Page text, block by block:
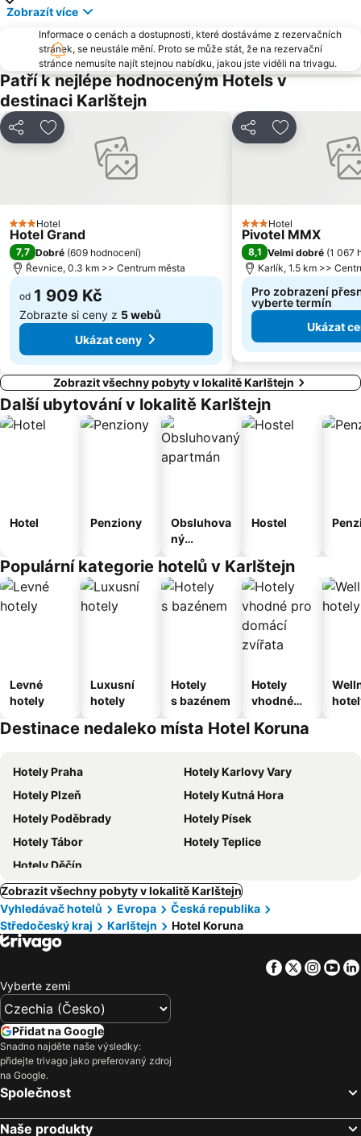
Zbraslav
Suchdol
Stodůlky
Vyšehrad
Malá Strana
Stanice metra Anděl
Troja
Strašnice
Tančící dům
Nemocnice Motol Metro Station
Náměstí Republiky
Výstaviště Letňany - PVA EXPO
Libuš
Kunratice
Čakovice
Centrum Černý Most
Zobrazít více
Informace o cenách a dostupnosti, které dostáváme z rezervačních
stránek, se neustále mění. Proto se může stát, že na rezervační
stránce nemusíte najít stejnou nabídku, jakou jste viděli na trivagu.
Patří k nejlépe hodnoceným Hotels v
destinaci Karlštejn
Sdílet Přidat na seznam oblíbených hotelů
3 Počet hvězdiček
Hotel
Hotel Grand
7,7 Dobré (609 hodnocení)
Řevnice, 0.3 km >> Centrum města
od 1 909 Kč
Zobrazte si ceny z 5 webů
Ukázat ceny
Sdílet Přidat na
3 Počet hvězdiček
Hotel
Pivotel MMX
8,1 Velmi dobré (1 067
Karlík, 1.5 km >>
Pro zobrazení
vyberte termín
Ukázat
Zobrazit všechny pobyty v lokalitě Karlštejn
Další ubytování v lokalitě Karlštejn
Hotel Penziony
Obsluhova
ný
Hostel
Populární kategorie hotelů v Karlštejn
Levné
hotely
Luxusní
hotely
Hotely
s bazénem
Hotely
vhodné
domácí
Destinace nedaleko místa Hotel Koruna
Hotely Praha
Hotely Karlovy Vary
Hotely Plzeň
Hotely Kutná Hora
Hotely Poděbrady
Hotely Písek
Hotely Tábor
Hotely Teplice
Hotely Děčín
Zobrazit všechny pobyty v lokalitě Karlštejn
Vyhledávač hotelů
Evropa
Česká republika
Středočeský kraj
Karlštejn Hotel Koruna
Facebook
Twitter
Vyberte zemi
Přidat na Google
Snadno najděte naše výsledky:
přidejte trivago jako preferovaný zdroj
na Google.
Společnost
Naše produkty